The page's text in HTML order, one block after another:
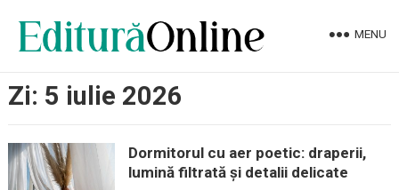
MENU
Zi: 5 iulie 2026
Dormitorul cu aer poetic: draperii,
lumină filtrată și detalii delicate